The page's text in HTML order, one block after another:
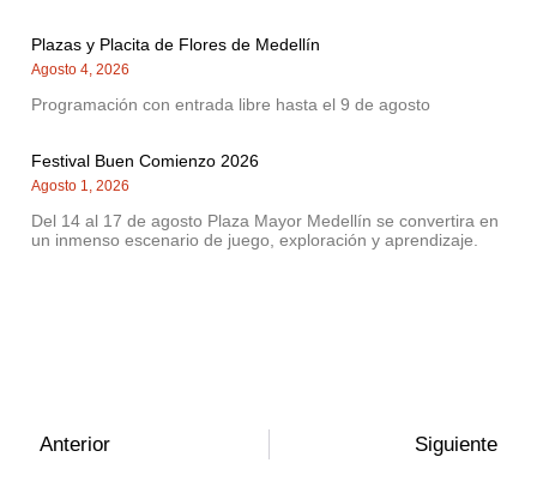
Plazas y Placita de Flores de Medellín
Agosto 4, 2026
Programación con entrada libre hasta el 9 de agosto
Festival Buen Comienzo 2026
Agosto 1, 2026
Del 14 al 17 de agosto Plaza Mayor Medellín se convertira en
un inmenso escenario de juego, exploración y aprendizaje.
Anterior Siguiente